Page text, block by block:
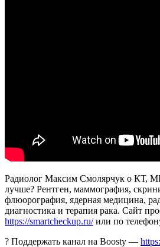
Радиолог Максим Смолярчук о КТ,
лучше? Рентген, маммография,
флюорография, ядерная медицина,
диагностика и терапия рака. Сайт
https://smartcheckup.ru/или по
? Поддержать канал на Boosty —